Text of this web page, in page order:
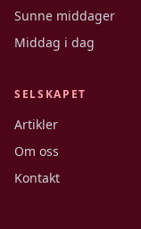
Sunne middager
Middag i dag
SELSKAPET
Artikler
Om oss
Kontakt